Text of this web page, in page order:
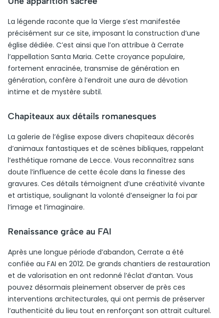
La légende raconte que la Vierge s’est manifestée
précisément sur ce site, imposant la construction d’une
église dédiée. C’est ainsi que l’on attribue à Cerrate
l’appellation Santa Maria. Cette croyance populaire,
fortement enracinée, transmise de génération en
génération, confère à l’endroit une aura de dévotion
intime et de mystère subtil.
Chapiteaux aux détails romanesques
La galerie de l’église expose divers chapiteaux décorés
d’animaux fantastiques et de scènes bibliques, rappelant
l’esthétique romane de Lecce. Vous reconnaîtrez sans
doute l’influence de cette école dans la finesse des
gravures. Ces détails témoignent d’une créativité vivante
et artistique, soulignant la volonté d’enseigner la foi par
l’image et l’imaginaire.
Renaissance grâce au FAI
Après une longue période d’abandon, Cerrate a été
confiée au FAI en 2012. De grands chantiers de restauration
et de valorisation en ont redonné l’éclat d’antan. Vous
pouvez désormais pleinement observer de près ces
interventions architecturales, qui ont permis de préserver
l’authenticité du lieu tout en renforçant son attrait culturel.